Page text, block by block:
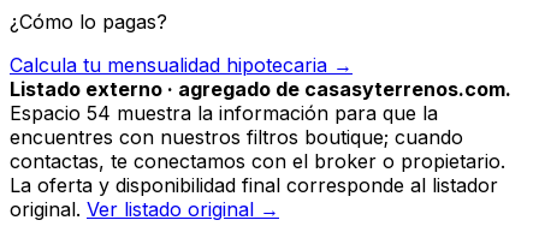
¿Cómo lo pagas?
Calcula tu mensualidad hipotecaria →
Listado externo · agregado de casasyterrenos.com.
Espacio 54 muestra la información para que la
encuentres con nuestros filtros boutique; cuando
contactas, te conectamos con el broker o propietario.
La oferta y disponibilidad final corresponde al listador
original. Ver listado original →